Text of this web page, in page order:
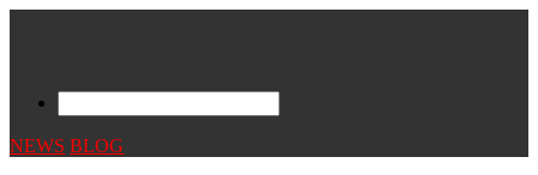
NEWS BLOG